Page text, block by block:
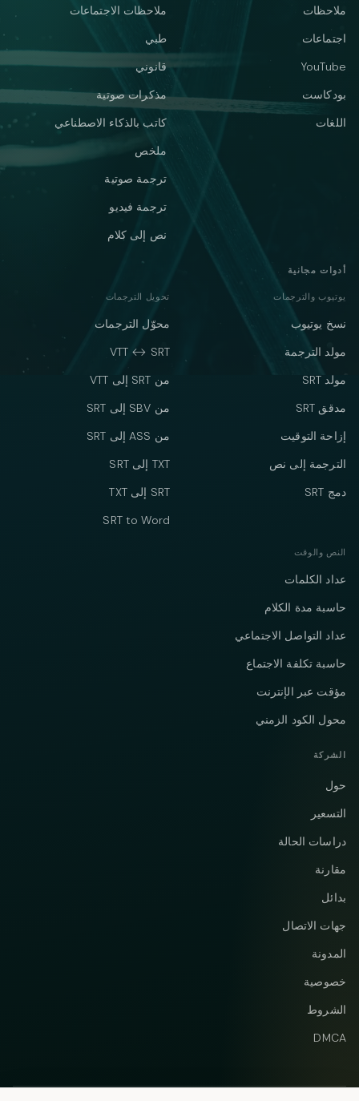
ملاحظات
اجتماعات
YouTube
بودكاست
اللغات
ملاحظات الاجتماعات
طبي
قانوني
مذكرات صوتية
كاتب بالذكاء الاصطناعي
ملخص
ترجمة صوتية
ترجمة فيديو
نص إلى كلام
أدوات مجانية
يوتيوب والترجمات
نسخ يوتيوب
مولد الترجمة
مولد SRT
مدقق SRT
إزاحة التوقيت
الترجمة إلى نص
دمج SRT
تحويل الترجمات
محوّل الترجمات
VTT ↔ SRT
من SRT إلى VTT
من SBV إلى SRT
من ASS إلى SRT
TXT إلى SRT
SRT إلى TXT
SRT to Word
النص والوقت
عداد الكلمات
حاسبة مدة الكلام
عداد التواصل الاجتماعي
حاسبة تكلفة الاجتماع
مؤقت عبر الإنترنت
محول الكود الزمني
الشركة
حول
التسعير
دراسات الحالة
مقارنة
بدائل
جهات الاتصال
المدونة
خصوصية
الشروط
DMCA